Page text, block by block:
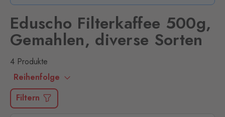
Eduscho Filterkaffee 500g,
Gemahlen, diverse Sorten
4 Produkte
Reihenfolge
Filtern